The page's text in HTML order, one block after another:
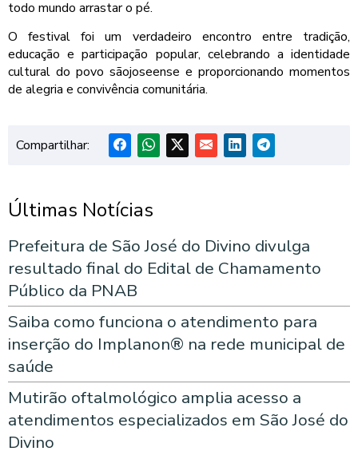
todo mundo arrastar o pé.
O festival foi um verdadeiro encontro entre tradição,
educação e participação popular, celebrando a identidade
cultural do povo sãojoseense e proporcionando momentos
de alegria e convivência comunitária.
Compartilhar:
Últimas Notícias
Prefeitura de São José do Divino divulga
resultado final do Edital de Chamamento
Público da PNAB
Saiba como funciona o atendimento para
inserção do Implanon® na rede municipal de
saúde
Mutirão oftalmológico amplia acesso a
atendimentos especializados em São José do
Divino